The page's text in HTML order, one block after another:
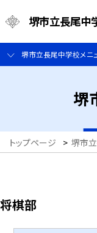
堺市立長尾中
堺市立長尾中学校メニ
堺
トップページ > 堺市
将棋部